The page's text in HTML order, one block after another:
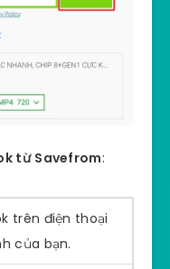
từ Savefrom:
trên điện thoại
của bạn.